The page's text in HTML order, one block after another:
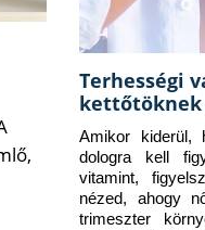
Terhességi
kettőtöknek
Amikor kiderül,
dologra kell
vitamint,
nézed, ahogy
trimeszter